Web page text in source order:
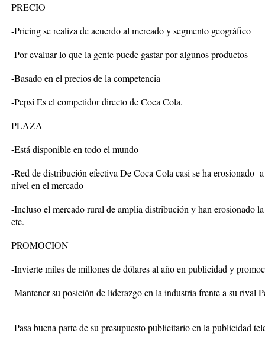
PRECIO
-Pricing se realiza de acuerdo al mercado y segmento geográfico
-Por evaluar lo que la gente puede gastar por algunos productos
-Basado en el precios de la competencia
-Pepsi Es el competidor directo de Coca Cola.
PLAZA
-Está disponible en todo el mundo
-Red de distribución efectiva De Coca Cola casi se ha erosionado
nivel en el mercado
-Incluso el mercado rural de amplia distribución y han erosionado
etc.
PROMOCION
-Invierte miles de millones de dólares al año en publicidad y
-Mantener su posición de liderazgo en la industria frente a su rival
-Pasa buena parte de su presupuesto publicitario en la publicidad